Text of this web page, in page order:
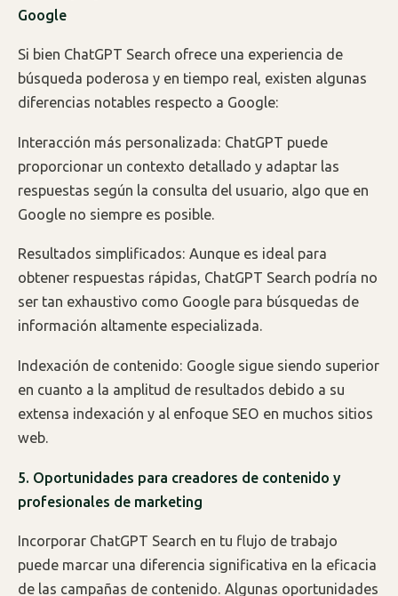
Google
Si bien ChatGPT Search ofrece una experiencia de
búsqueda poderosa y en tiempo real, existen algunas
diferencias notables respecto a Google:
Interacción más personalizada: ChatGPT puede
proporcionar un contexto detallado y adaptar las
respuestas según la consulta del usuario, algo que en
Google no siempre es posible.
Resultados simplificados: Aunque es ideal para
obtener respuestas rápidas, ChatGPT Search podría no
ser tan exhaustivo como Google para búsquedas de
información altamente especializada.
Indexación de contenido: Google sigue siendo superior
en cuanto a la amplitud de resultados debido a su
extensa indexación y al enfoque SEO en muchos sitios
web.
5. Oportunidades para creadores de contenido y
profesionales de marketing
Incorporar ChatGPT Search en tu flujo de trabajo
puede marcar una diferencia significativa en la eficacia
de las campañas de contenido. Algunas oportunidades